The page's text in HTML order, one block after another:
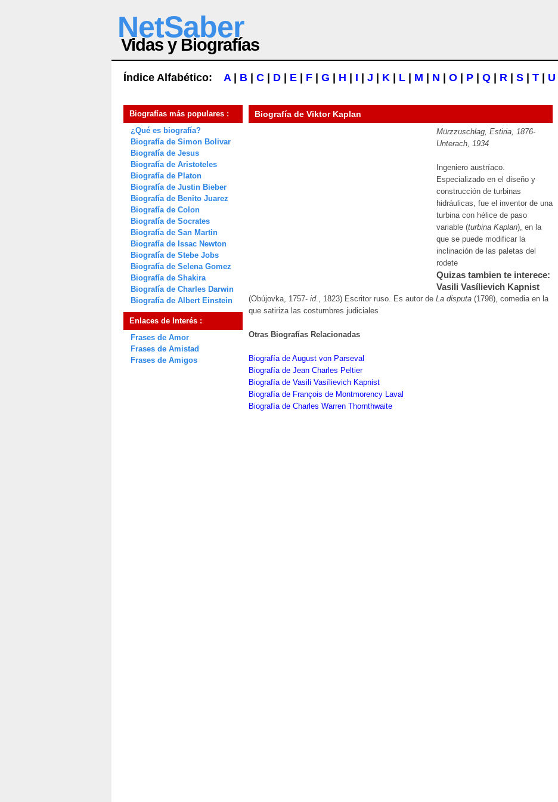
NetSaber
Vidas y Biografías
Índice Alfabético: A| B C D E F G H I J K L M N O P Q R S T U
Biografías más populares :
¿Qué es biografía?
Biografía de Simon Bolivar
Biografía de Jesus
Biografía de Aristoteles
Biografía de Platon
Biografía de Justin Bieber
Biografía de Benito Juarez
Biografía de Colon
Biografía de Socrates
Biografía de San Martin
Biografía de Issac Newton
Biografía de Stebe Jobs
Biografía de Selena Gomez
Biografía de Shakira
Biografía de Charles Darwin
Biografía de Albert Einstein
Enlaces de Interés :
Frases de Amor
Frases de Amistad
Frases de Amigos
Biografía de Viktor Kaplan
Mürzzuschlag, Estiria, 1876-
Unterach, 1934
Ingeniero austríaco.
Especializado en el diseño y
construcción de turbinas
hidráulicas, fue el inventor de una
turbina con hélice de paso
variable (turbina Kaplan), en la
que se puede modificar la
inclinación de las paletas del
rodete
Quizas tambien te interece:
Vasili Vasílievich Kapnist
(Obújovka, 1757- id., 1823) Escritor ruso. Es autor de La disputa (1798), comedia en la
que satiriza las costumbres judiciales
Otras Biografías Relacionadas
Biografía de August von Parseval
Biografía de Jean Charles Peltier
Biografía de Vasili Vasílievich Kapnist
Biografía de François de Montmorency Laval
Biografía de Charles Warren Thornthwaite